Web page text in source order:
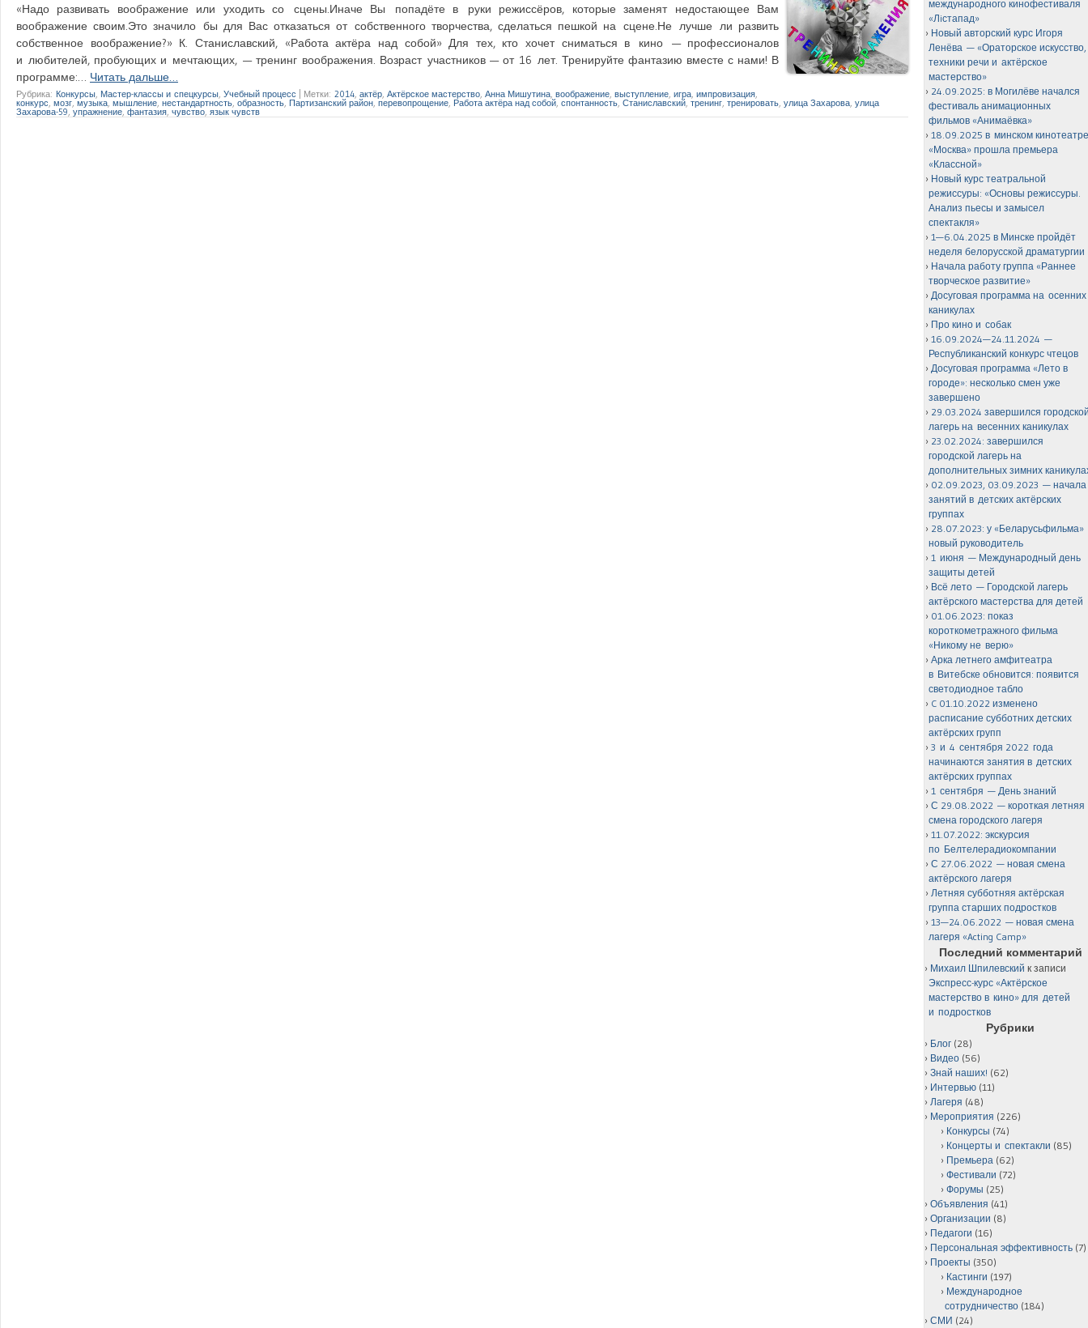
«Надо развивать воображение или уходить со сцены.Иначе Вы попадёте в руки режиссёров, которые заменят недостающее Вам
воображение своим.Это значило бы для Вас отказаться от собственного творчества, сделаться пешкой на сцене.Не лучше ли развить
собственное воображение?» К. Станиславский, «Работа актёра над собой» Для тех, кто хочет сниматься в кино — профессионалов
и любителей, пробующих и мечтающих, — тренинг воображения. Возраст участников — от 16 лет. Тренируйте фантазию вместе с нами! В
программе:… Читать дальше…
Рубрика: Конкурсы Мастер-классы и спецкурсы Учебный процесс Метки: 2014 актёр Актёрское мастерство Анна Мишутина воображение выступление игра импровизация
конкурс мозг ,музыка мышление нестандартность образность Партизанский район ,перевопрощение Работа актёра над собой спонтанность Станиславский тренинг тренировать улица Захарова улица
Захарова-59 ,упражнение фантазия чувство язык чувств
международного кинофестиваля
«Лiстапад»
Новый авторский курс Игоря
Ленёва — «Ораторское искусство,
техники речи и актёрское
мастерство»
24.09.2025: в Могилёве начался
фестиваль анимационных
фильмов «Анимаёвка»
18.09.2025 в минском
«Москва» прошла премьера
«Классной»
Новый курс театральной
режиссуры: «Основы режиссуры.
Анализ пьесы и замысел
спектакля»
1—6.04.2025 в Минске пройдёт
неделя белорусской драматургии
Начала работу группа «Раннее
творческое развитие»
Досуговая программа на осенних
каникулах
Про кино и собак
16.09.2024—24.11.2024 —
Республиканский конкурс чтецов
Досуговая программа «Лето в
городе»: несколько смен уже
завершено
29.03.2024 завершился
лагерь на весенних каникулах
23.02.2024: завершился
городской лагерь на
дополнительных зимних
02.09.2023, 03.09.2023 — начала
занятий в детских актёрских
группах
28.07.2023: у «Беларусьфильма»
новый руководитель
1 июня — Международный день
защиты детей
Всё лето — Городской лагерь
актёрского мастерства для детей
01.06.2023: показ
короткометражного фильма
«Никому не верю»
Арка летнего амфитеатра
в Витебске обновится: появится
светодиодное табло
C 01.10.2022 изменено
расписание субботних детских
актёрских групп
3 и 4 сентября 2022 года
начинаются занятия в детских
актёрских группах
1 сентября — День знаний
С 29.08.2022 — короткая летняя
смена городского лагеря
11.07.2022: экскурсия
по Белтелерадиокомпании
С 27.06.2022 — новая смена
актёрского лагеря
Летняя субботняя актёрская
группа старших подростков
13—24.06.2022 — новая смена
лагеря «Acting Camp»
Последний комментарий
Михаил Шпилевский к записи
Экспресс-курс «Актёрское
мастерство в кино» для детей
и подростков
Рубрики
Блог (28)
Видео (56)
Знай наших! (62)
Интервью (11)
Лагеря (48)
Мероприятия (226)
Конкурсы (74)
Концерты и спектакли (85)
Премьера (62)
Фестивали (72)
Форумы (25)
Объявления (41)
Организации (8)
Педагоги (16)
Персональная эффективность (7)
Проекты (350)
Кастинги (197)
Международное
сотрудничество (184)
СМИ (24)